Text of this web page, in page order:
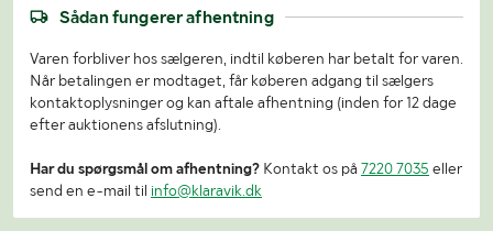
Sådan fungerer afhentning
Varen forbliver hos sælgeren, indtil køberen har betalt for varen.
Når betalingen er modtaget, får køberen adgang til sælgers
kontaktoplysninger og kan aftale afhentning (inden for 12 dage
efter auktionens afslutning).
Har du spørgsmål om afhentning? Kontakt os på 7220 7035 eller
send en e-mail til info@klaravik.dk